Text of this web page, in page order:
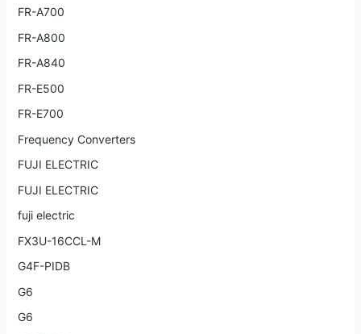
FR-A700
FR-A800
FR-A840
FR-E500
FR-E700
Frequency Converters
FUJI ELECTRIC
FUJI ELECTRIC
fuji electric
FX3U-16CCL-M
G4F-PIDB
G6
G6